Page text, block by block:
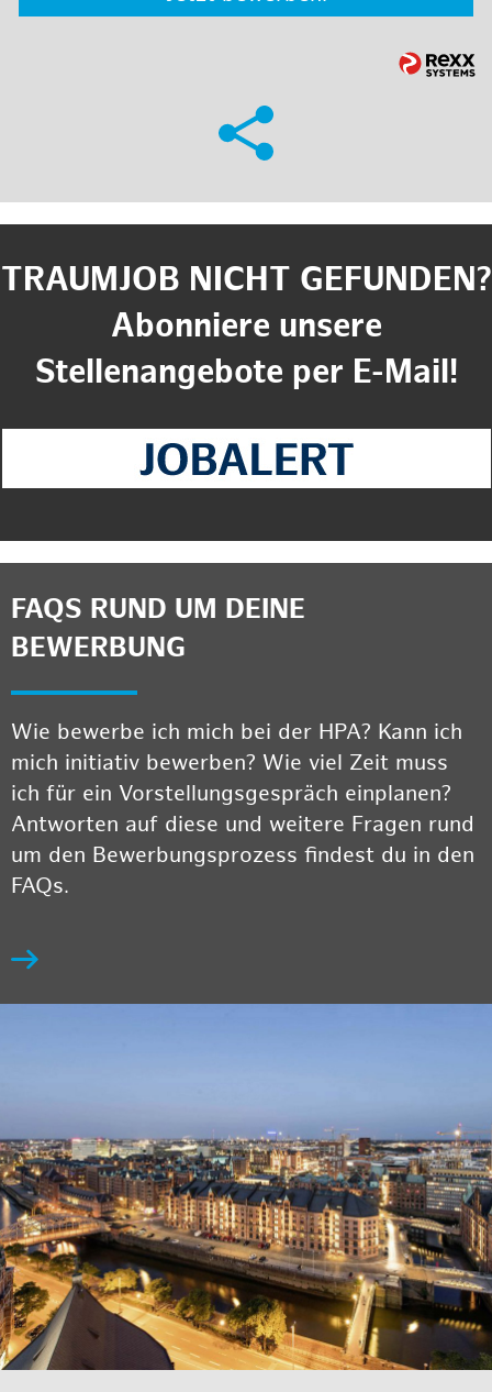
TRAUMJOB NICHT GEFUNDEN?
Abonniere unsere
Stellenangebote per E-Mail!
FAQS RUND UM DEINE
BEWERBUNG
Wie bewerbe ich mich bei der HPA? Kann ich
mich initiativ bewerben? Wie viel Zeit muss
ich für ein Vorstellungsgespräch einplanen?
Antworten auf diese und weitere Fragen rund
um den Bewerbungsprozess findest du in den
FAQs.